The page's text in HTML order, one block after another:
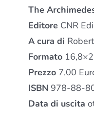
The
Editore CNR
A cura di
Formato
Prezzo7,00
ISBN 978-88-
Data di uscita